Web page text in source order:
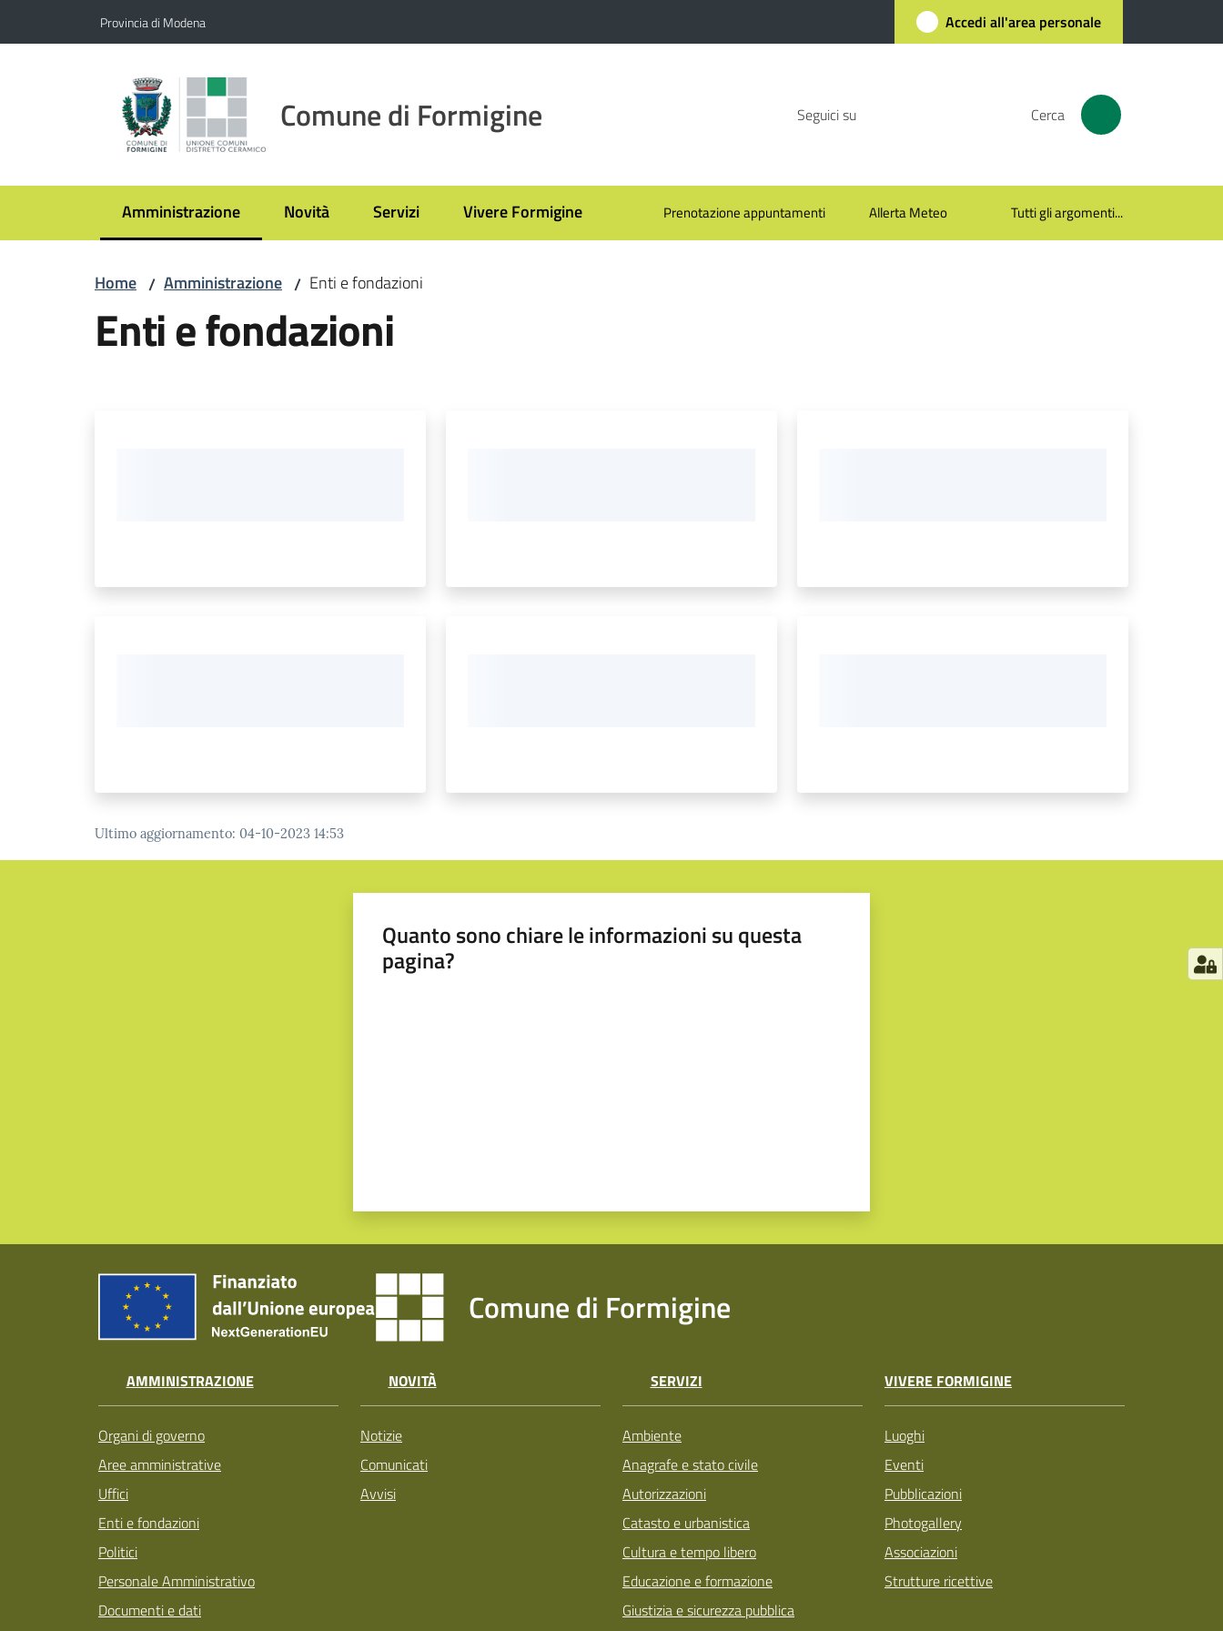
Provincia di Modena Accedi all'area personale
Comune di Formigine Seguici su Cerca
Amministrazione
Menu selezionato Novità Servizi Vivere Formigine Prenotazione appuntamenti Allerta Meteo Tutti gli argomenti...
Home / Amministrazione / Enti e fondazioni
Enti e fondazioni
Ultimo aggiornamento: 04-10-2023 14:53
Quanto sono chiare le informazioni su questa
pagina?
Comune di Formigine
AMMINISTRAZIONE
Organi di governo
Aree amministrative
Uffici
Enti e fondazioni
Politici
Personale Amministrativo
Documenti e dati
NOVITÀ
Notizie
Comunicati
Avvisi
SERVIZI
Ambiente
Anagrafe e stato civile
Autorizzazioni
Catasto e urbanistica
Cultura e tempo libero
Educazione e formazione
Giustizia e sicurezza pubblica
VIVERE FORMIGINE
Luoghi
Eventi
Pubblicazioni
Photogallery
Associazioni
Strutture ricettive